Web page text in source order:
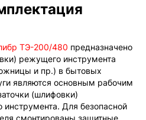
ТЭ-200/480 предназначено
режущего инструмента
и пр.) в бытовых
являются основным рабочим
(шлифовки)
инструмента. Для безопасной
смонтированы защитные